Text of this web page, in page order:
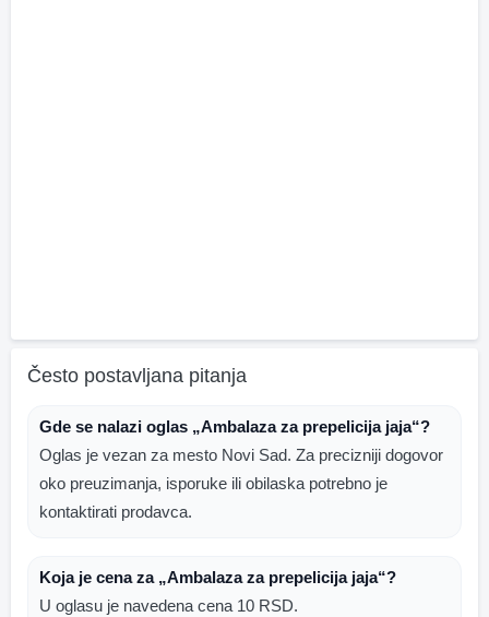
Često postavljana pitanja
Gde se nalazi oglas „Ambalaza za prepelicija jaja“?
Oglas je vezan za mesto Novi Sad. Za precizniji dogovor
oko preuzimanja, isporuke ili obilaska potrebno je
kontaktirati prodavca.
Koja je cena za „Ambalaza za prepelicija jaja“?
U oglasu je navedena cena 10 RSD.